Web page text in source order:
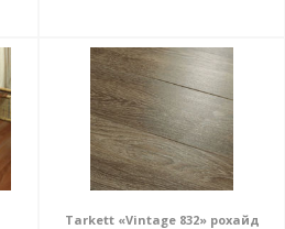
Tarkett «Vintage 832» рохайд